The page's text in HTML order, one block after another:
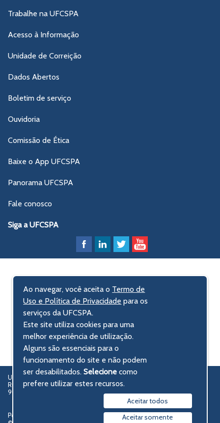
Trabalhe na UFCSPA
Acesso à Informação
Unidade de Correição
Dados Abertos
Boletim de serviço
Ouvidoria
Comissão de Ética
Baixe o App UFCSPA
Panorama UFCSPA
Fale conosco
Siga a UFCSPA
UFCSPA – Universidade Federal de Ciências da Saúde de Porto Alegre
Rua Sarmento Leite, 245 - Centro Histórico
90050-170 Porto Alegre, RS, Brasil
Política de privacidade
Ao navegar, você aceita o Termo de
Uso e Política de Privacidade para os
serviços da UFCSPA.
Este site utiliza cookies para uma
melhor experiência de utilização.
Alguns são essenciais para o
funcionamento do site e não podem
ser desabilitados.Selecionecomo
prefere utilizar estes recursos.
Aceitar todos
Aceitar somente